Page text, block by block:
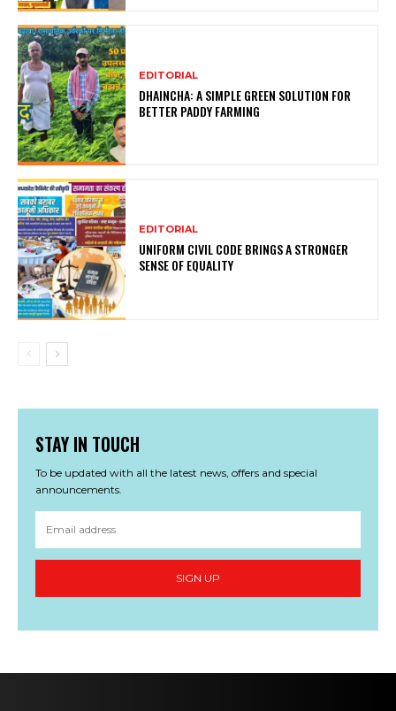
EDITORIAL
DHAINCHA: A SIMPLE GREEN SOLUTION FOR
BETTER PADDY FARMING
EDITORIAL
UNIFORM CIVIL CODE BRINGS A STRONGER
SENSE OF EQUALITY
STAY IN TOUCH
To be updated with all the latest news, offers and special
announcements.
SIGN UP